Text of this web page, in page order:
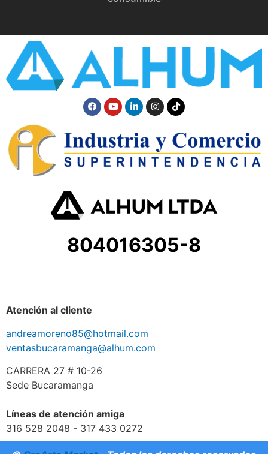
804016305-8
Atención al cliente
andreamoreno85@hotmail.com
ventasbucaramanga@alhum.com
CARRERA 27 # 10-26
Sede Bucaramanga
Líneas de atención amiga
316 528 2048 - 317 433 0272